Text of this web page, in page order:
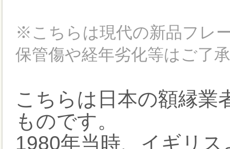
※こちらは現代の新品フレ
保管傷や経年劣化等はご了
こちらは日本の額縁業
ものです。
1980年当時、イギリ